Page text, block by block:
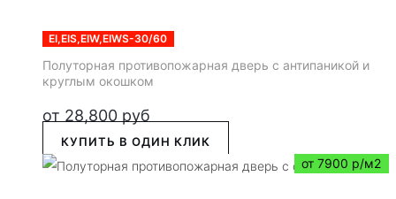
EI,EIS,EIW,EIWS-30/60
Полуторная противопожарная дверь с антипаникой и
круглым окошком
от 28,800 руб
КУПИТЬ В ОДИН КЛИК
от 7900 р/м2